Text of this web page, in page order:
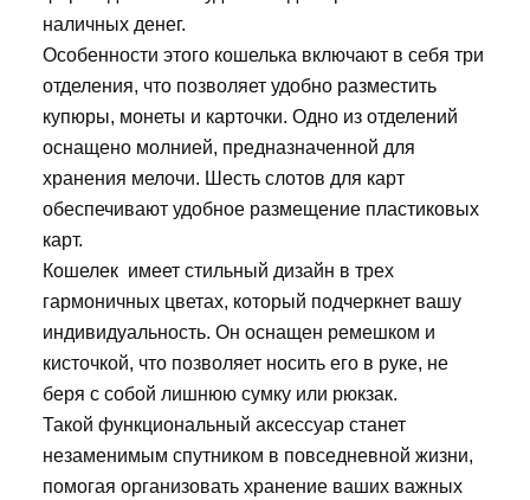
наличных денег.
Особенности этого кошелька включают в себя три
отделения, что позволяет удобно разместить
купюры, монеты и карточки. Одно из отделений
оснащено молнией, предназначенной для
хранения мелочи. Шесть слотов для карт
обеспечивают удобное размещение пластиковых
карт.
Кошелек имеет стильный дизайн в трех
гармоничных цветах, который подчеркнет вашу
индивидуальность. Он оснащен ремешком и
кисточкой, что позволяет носить его в руке, не
беря с собой лишнюю сумку или рюкзак.
Такой функциональный аксессуар станет
незаменимым спутником в повседневной жизни,
помогая организовать хранение ваших важных